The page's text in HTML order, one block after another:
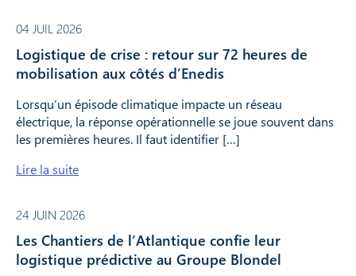
04 JUIL 2026
Logistique de crise : retour sur 72 heures de
mobilisation aux côtés d’Enedis
Lorsqu’un épisode climatique impacte un réseau
électrique, la réponse opérationnelle se joue souvent dans
les premières heures. Il faut identifier […]
Lire la suite
24 JUIN 2026
Les Chantiers de l’Atlantique confie leur
logistique prédictive au Groupe Blondel